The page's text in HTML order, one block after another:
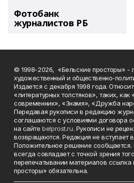
Фотобанк
журналистов РБ
© 1998-2026, «Бельские просторы» -
художественный и общественно-
Издается с декабря 1998 года.
«литературных толстяков», таких,
современник», «Знамя», «Дружба
Передавая рукописи в редакцию
соглашаются с условиями договора
на сайтеbelprost.ru. Рукописи не
возвращаются. Редакция не вступает
Положительное решение сообщается.
всегда совпадает с точкой зрения
перепечатывании материалов ссылка
просторы» обязательна.